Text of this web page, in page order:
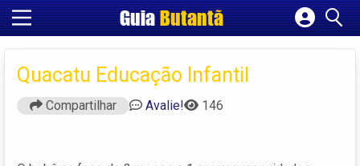
GuiaButantã
Cadastrar empresa
Fazer login
Criar conta
Quacatu Educação Infantil
Compartilhar Avalie! 146